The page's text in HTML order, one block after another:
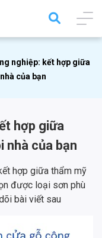
nghiệp: kết hợp giữa
của bạn
hợp giữa
nhà của bạn
hợp giữa thẩm mỹ
được loại sơn phù
bài viết sau